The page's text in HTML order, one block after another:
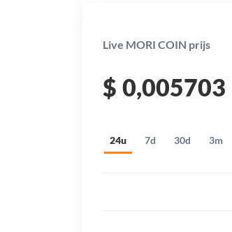
Live MORI COIN prijs
$ 0,005703
24u 7d 30d 3m